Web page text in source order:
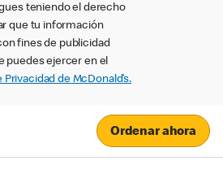
teniendo el derecho
que tu información
fines de publicidad
puedes ejercer en el
de McDonald’s.
Ordenar ahora